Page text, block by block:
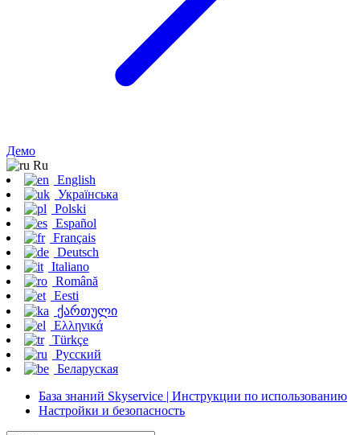
Демо
Ru
English
Українська
Polski
Español
Français
Deutsch
Italiano
Română
Eesti
ქართული
Ελληνικά
Türkçe
Русский
Беларуская
База знаний Skyservice | Инструкции по использованию
Настройки и безопасность